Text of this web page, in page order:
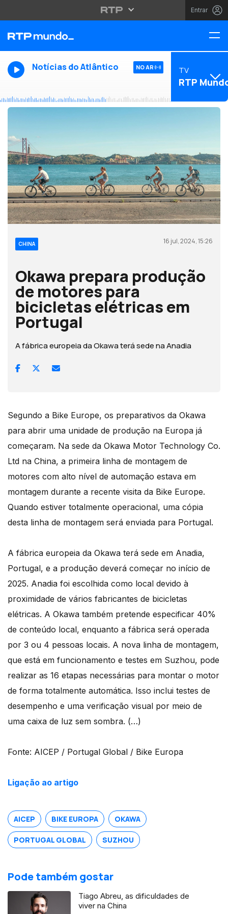
Entrar
Notícias do Atlântico NO AR TV
RTP
CHINA 16 jul, 2024, 15:26
Okawa prepara produção
de motores para
bicicletas elétricas em
Portugal
A fábrica europeia da Okawa terá sede na Anadia
Segundo a Bike Europe, os preparativos da Okawa
para abrir uma unidade de produção na Europa já
começaram. Na sede da Okawa Motor Technology Co.
Ltd na China, a primeira linha de montagem de
motores com alto nível de automação estava em
montagem durante a recente visita da Bike Europe.
Quando estiver totalmente operacional, uma cópia
desta linha de montagem será enviada para Portugal.
A fábrica europeia da Okawa terá sede em Anadia,
Portugal, e a produção deverá começar no início de
2025. Anadia foi escolhida como local devido à
proximidade de vários fabricantes de bicicletas
elétricas. A Okawa também pretende especificar 40%
de conteúdo local, enquanto a fábrica será operada
por 3 ou 4 pessoas locais. A nova linha de montagem,
que está em funcionamento e testes em Suzhou, pode
realizar as 16 etapas necessárias para montar o motor
de forma totalmente automática. Isso inclui testes de
desempenho e uma verificação visual por meio de
uma caixa de luz sem sombra. (…)
Fonte: AICEP / Portugal Global / Bike Europa
Ligação ao artigo
AICEP BIKE EUROPA OKAWA
PORTUGAL GLOBAL SUZHOU
Pode também gostar
Tiago Abreu, as dificuldades de
viver na China